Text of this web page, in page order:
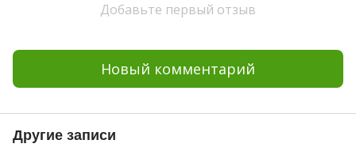
Добавьте первый отзыв
Новый комментарий
Другие записи